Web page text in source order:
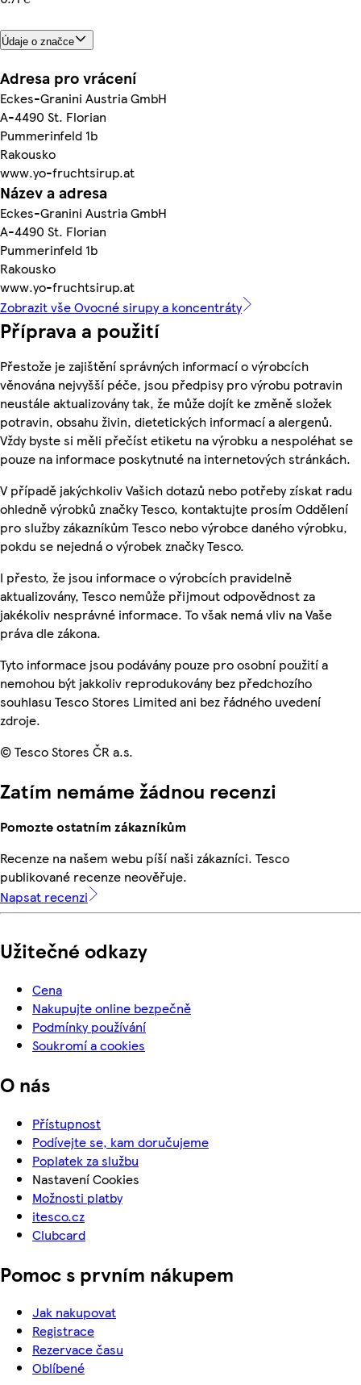
Údaje o značce
Adresa pro vrácení
Eckes-Granini Austria GmbH
A-4490 St. Florian
Pummerinfeld 1b
Rakousko
www.yo-fruchtsirup.at
Název a adresa
Eckes-Granini Austria GmbH
A-4490 St. Florian
Pummerinfeld 1b
Rakousko
www.yo-fruchtsirup.at
Zobrazit vše Ovocné sirupy a koncentráty
Příprava a použití
Přestože je zajištění správných informací o výrobcích
věnována nejvyšší péče, jsou předpisy pro výrobu potravin
neustále aktualizovány tak, že může dojít ke změně složek
potravin, obsahu živin, dietetických informací a alergenů.
Vždy byste si měli přečíst etiketu na výrobku a nespoléhat se
pouze na informace poskytnuté na internetových stránkách.
V případě jakýchkoliv Vašich dotazů nebo potřeby získat radu
ohledně výrobků značky Tesco, kontaktujte prosím Oddělení
pro služby zákazníkům Tesco nebo výrobce daného výrobku,
pokdu se nejedná o výrobek značky Tesco.
I přesto, že jsou informace o výrobcích pravidelně
aktualizovány, Tesco nemůže přijmout odpovědnost za
jakékoliv nesprávné informace. To však nemá vliv na Vaše
práva dle zákona.
Tyto informace jsou podávány pouze pro osobní použití a
nemohou být jakkoliv reprodukovány bez předchozího
souhlasu Tesco Stores Limited ani bez řádného uvedení
zdroje.
© Tesco Stores ČR a.s.
Zatím nemáme žádnou recenzi
Pomozte ostatním zákazníkům
Recenze na našem webu píší naši zákazníci. Tesco
publikované recenze neověřuje.
Napsat recenzi
Užitečné odkazy
Cena
Nakupujte online bezpečně
Podmínky používání
Soukromí a cookies
O nás
Přístupnost
Podívejte se, kam doručujeme
Poplatek za službu
Nastavení Cookies
Možnosti platby
itesco.cz
Clubcard
Pomoc s prvním nákupem
Jak nakupovat
Registrace
Rezervace času
Oblíbené